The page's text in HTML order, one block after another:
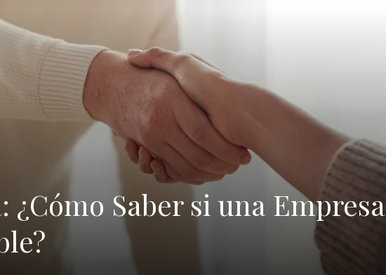
¿Cómo Saber si una Empresa